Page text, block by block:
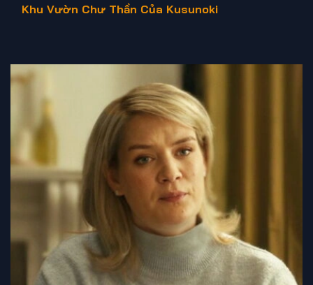
Khu Vườn Chư Thần Của Kusunoki